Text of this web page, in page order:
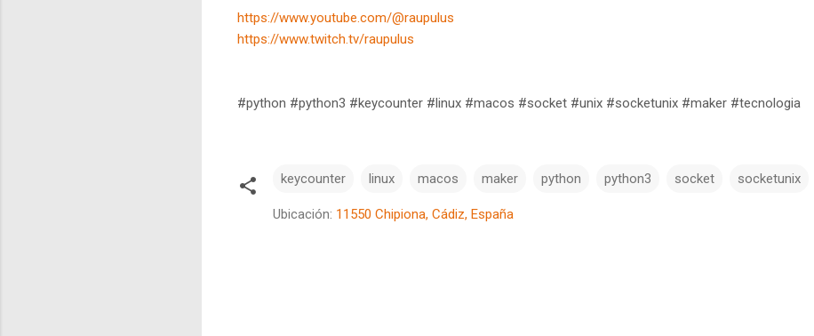
https://www.youtube.com/@raupulus
https://www.twitch.tv/raupulus
#python #python3 #keycounter #linux #macos #socket #unix #socketunix #maker #tecnologia
keycounter linux macos maker python python3 socket socketunix
Ubicación: 11550 Chipiona, Cádiz, España